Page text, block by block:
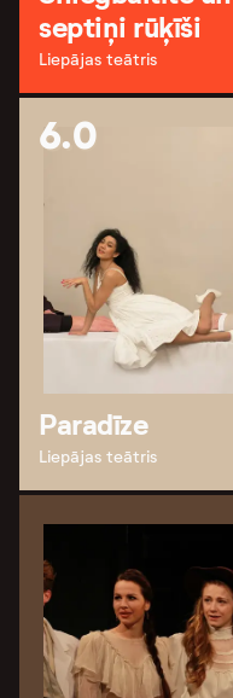
septiņi rūķīši
Liepājas teātris
6.0
Paradīze
Liepājas teātris